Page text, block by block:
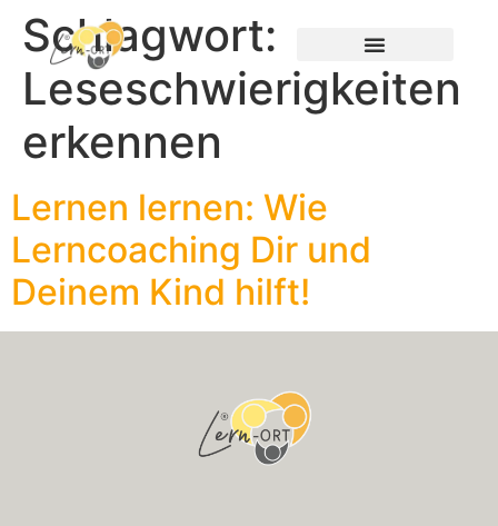
Schlagwort:
Leseschwierigkeiten
erkennen
Lernen lernen: Wie
Lerncoaching Dir und
Deinem Kind hilft!